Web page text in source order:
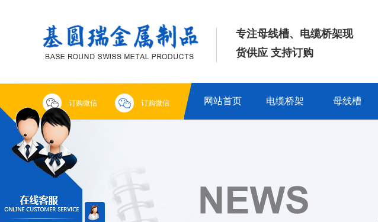
专注母线槽、电缆桥架现
货供应 支持订购
订购微信 订购微信 网站首页 电缆桥架 母线槽